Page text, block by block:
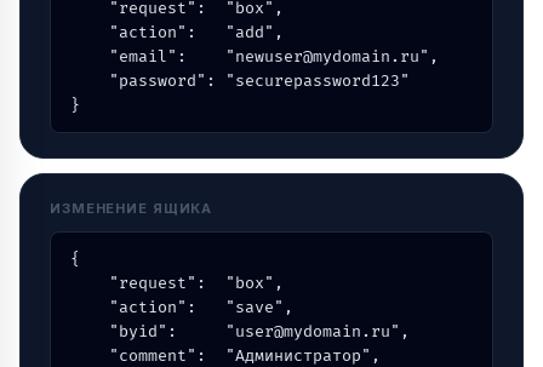
    "request":  "box",
    "action":   "add",
    "email":    "newuser@mydomain.ru",
    "password": "securepassword123"
}
ИЗМЕНЕНИЕ ЯЩИКА
{
    "request":  "box",
    "action":   "save",
    "byid":     "user@mydomain.ru",
    "comment":  "Администратор",